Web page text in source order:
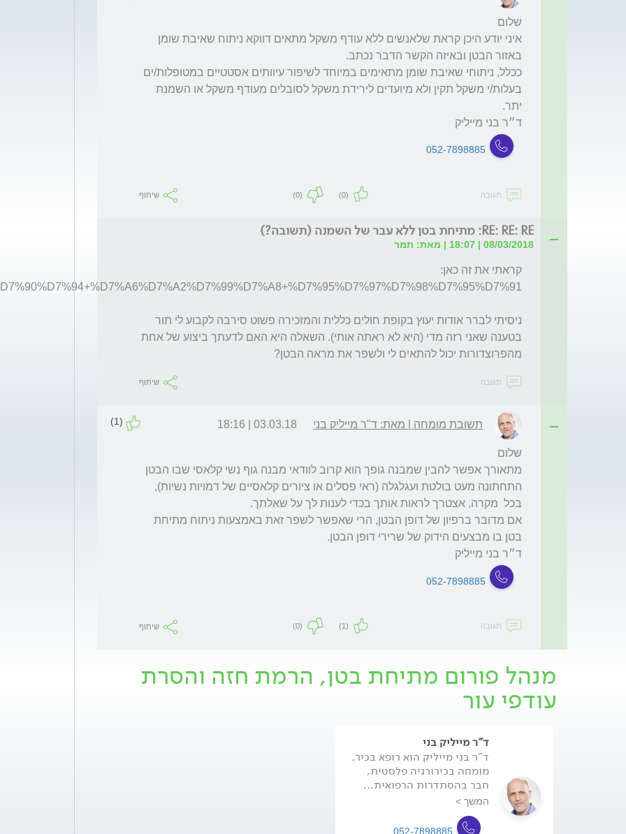
ד״ר בני מייליק
052-7898885
תגובה (0)
(0) שיתוף
RE: RE: RE: מתיחת בטן ללא עבר של השמנה (תשובה?)
08/03/2018 | 18:07 | מאת: תמר
מהפרוצדורות יכול להתאים לי ולשפר את מראה הבטן?
תגובה שיתוף
תשובת מומחה | מאת: ד"ר מייליק בני 03.03.18 | 18:16
(1)
ד״ר בני מייליק
052-7898885
תגובה (1)
(0) שיתוף
מנהל פורום מתיחת בטן, הרמת חזה והסרת
עודפי עור
ד"ר מייליק בני
ד"ר בני מייליק הוא רופא בכיר,
מומחה בכירורגיה פלסטית,
חבר בהסתדרות הרפואית...
המשך >
052-7898885